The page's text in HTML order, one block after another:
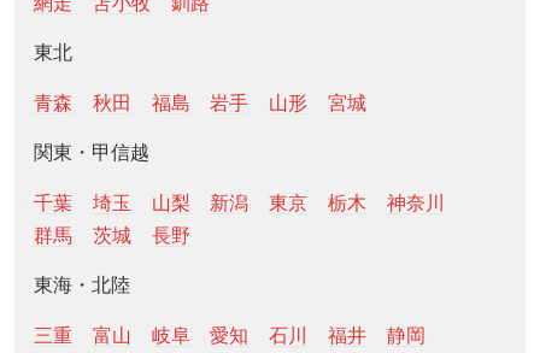
東北
青森 秋田 福島 岩手 山形 宮城
関東・甲信越
千葉 埼玉 山梨 新潟 東京 栃木
神奈川
群馬
茨城 長野
東海・北陸
三重 富山 岐阜 愛知 石川 福井 静岡